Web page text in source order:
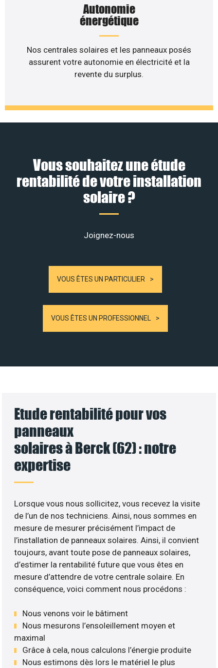
Autonomie
énergétique
Nos centrales solaires et les panneaux posés
assurent votre autonomie en électricité et la
revente du surplus.
Vous souhaitez une étude
rentabilité de votre installation
solaire ?
Joignez-nous
VOUS ÊTES UN PARTICULIER
VOUS ÊTES UN PROFESSIONNEL
Etude rentabilité pour vos
panneaux
solaires à Berck (62) : notre
expertise
Lorsque vous nous sollicitez, vous recevez la visite
de l’un de nos techniciens. Ainsi, nous sommes en
mesure de mesurer précisément l’impact de
l’installation de panneaux solaires. Ainsi, il convient
toujours, avant toute pose de panneaux solaires,
d’estimer la rentabilité future que vous êtes en
mesure d’attendre de votre centrale solaire. En
conséquence, voici comment nous procédons :
Nous venons voir le bâtiment
Nous mesurons l’ensoleillement moyen et
maximal
Grâce à cela, nous calculons l’énergie produite
Nous estimons dès lors le matériel le plus